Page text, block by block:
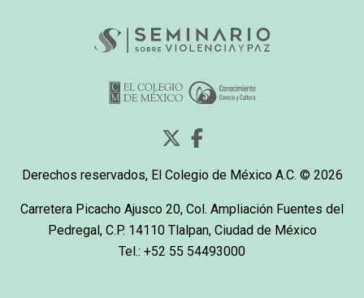
Derechos reservados, El Colegio de México A.C. © 2026
Carretera Picacho Ajusco 20, Col. Ampliación Fuentes del
Pedregal, C.P. 14110 Tlalpan, Ciudad de México
Tel.: +52 55 54493000